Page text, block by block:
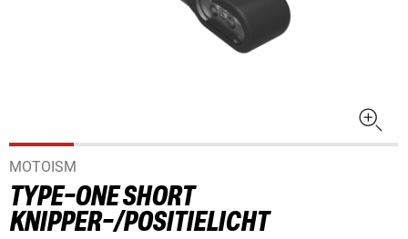
MOTOISM
TYPE-ONE SHORT
KNIPPER-/POSITIELICHT